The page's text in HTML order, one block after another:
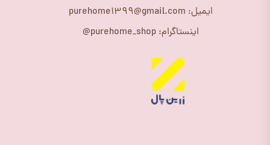
ایمیل: purehome1399@gmail.com
اینستاگرام: purehome_shop@